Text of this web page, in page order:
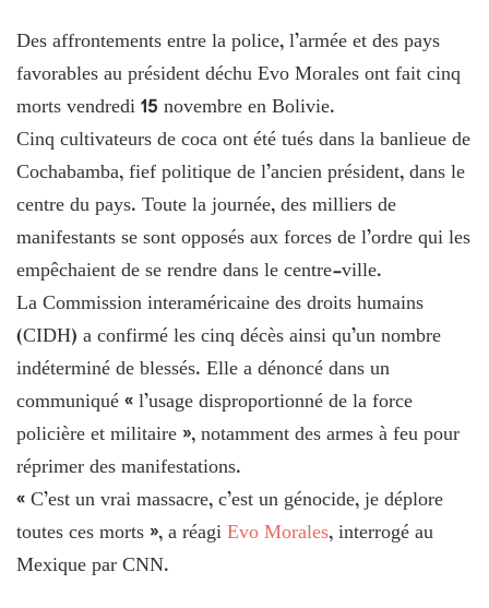
Des affrontements entre la police, l’armée et des pays
favorables au président déchu Evo Morales ont fait cinq
morts vendredi 15 novembre en Bolivie.
Cinq cultivateurs de coca ont été tués dans la banlieue de
Cochabamba, fief politique de l’ancien président, dans le
centre du pays. Toute la journée, des milliers de
manifestants se sont opposés aux forces de l’ordre qui les
empêchaient de se rendre dans le centre-ville.
La Commission interaméricaine des droits humains
(CIDH) a confirmé les cinq décès ainsi qu’un nombre
indéterminé de blessés. Elle a dénoncé dans un
communiqué « l’usage disproportionné de la force
policière et militaire », notamment des armes à feu pour
réprimer des manifestations.
« C’est un vrai massacre, c’est un génocide, je déplore
toutes ces morts », a réagiEvo Morales, interrogé au
Mexique par CNN.